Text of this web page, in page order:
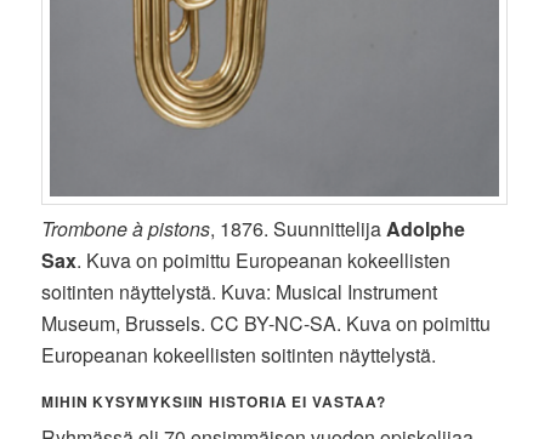
Trombone à pistons, 1876. SuunnittelijaAdolphe
Sax. Kuva on poimittu Europeanan kokeellisten
soitinten näyttelystä. Kuva: Musical Instrument
Museum, Brussels. CC BY-NC-SA. Kuva on poimittu
Europeanan kokeellisten soitinten näyttelystä.
MIHIN KYSYMYKSIIN HISTORIA EI VASTAA?